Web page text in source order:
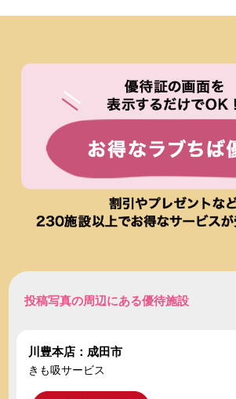
投稿写真の周辺にある優待施設
川豊本店：成田市
きも吸サービス